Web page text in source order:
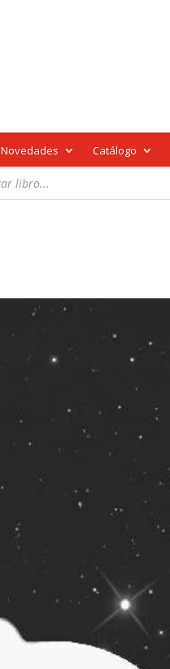
Novedades Catálogo